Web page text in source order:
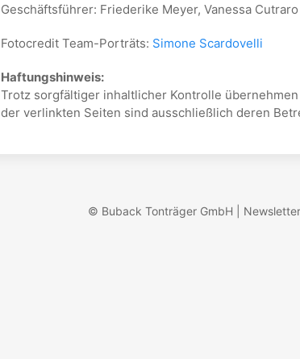
Geschäftsführer: Friederike Meyer, Vanessa
Fotocredit Team-Porträts: Simone Scardovelli
Haftungshinweis:
Trotz sorgfältiger inhaltlicher Kontrolle
der verlinkten Seiten sind ausschließlich deren
© Buback Tonträger GmbH | Newsletter